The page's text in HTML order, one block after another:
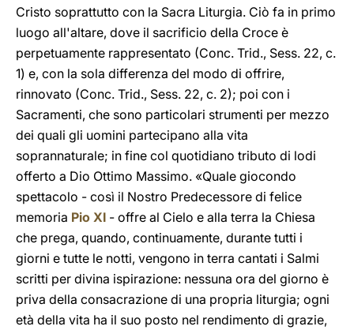
Cristo soprattutto con la Sacra Liturgia. Ciò fa in primo
luogo all'altare, dove il sacrificio della Croce è
perpetuamente rappresentato (Conc. Trid., Sess. 22, c.
1) e, con la sola differenza del modo di offrire,
rinnovato (Conc. Trid., Sess. 22, c. 2); poi con i
Sacramenti, che sono particolari strumenti per mezzo
dei quali gli uomini partecipano alla vita
soprannaturale; in fine col quotidiano tributo di lodi
offerto a Dio Ottimo Massimo. «Quale giocondo
spettacolo - così il Nostro Predecessore di felice
memoria Pio XI - offre al Cielo e alla terra la Chiesa
che prega, quando, continuamente, durante tutti i
giorni e tutte le notti, vengono in terra cantati i Salmi
scritti per divina ispirazione: nessuna ora del giorno è
priva della consacrazione di una propria liturgia; ogni
età della vita ha il suo posto nel rendimento di grazie,